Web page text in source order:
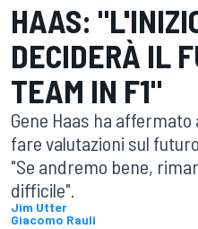
HAAS:
DECIDERÀ IL
TEAM IN F1"
Gene Haas ha
fare valutazioni sul
"Se andremo bene,
difficile".
Jim Utter
Giacomo Rauli